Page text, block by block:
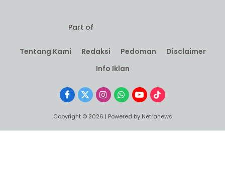
Part of
Tentang Kami Redaksi Pedoman
Disclaimer
Info Iklan
Facebook
X
InstagramWhatsApp
YouTubeTikTok
Copyright © 2026 | Powered by Netranews